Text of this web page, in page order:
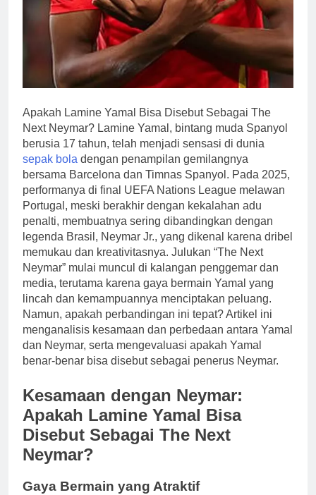
Apakah Lamine Yamal Bisa Disebut Sebagai The
Next Neymar? Lamine Yamal, bintang muda Spanyol
berusia 17 tahun, telah menjadi sensasi di dunia
sepak bola dengan penampilan gemilangnya
bersama Barcelona dan Timnas Spanyol. Pada 2025,
performanya di final UEFA Nations League melawan
Portugal, meski berakhir dengan kekalahan adu
penalti, membuatnya sering dibandingkan dengan
legenda Brasil, Neymar Jr., yang dikenal karena dribel
memukau dan kreativitasnya. Julukan “The Next
Neymar” mulai muncul di kalangan penggemar dan
media, terutama karena gaya bermain Yamal yang
lincah dan kemampuannya menciptakan peluang.
Namun, apakah perbandingan ini tepat? Artikel ini
menganalisis kesamaan dan perbedaan antara Yamal
dan Neymar, serta mengevaluasi apakah Yamal
benar-benar bisa disebut sebagai penerus Neymar.
Kesamaan dengan Neymar:
Apakah Lamine Yamal Bisa
Disebut Sebagai The Next
Neymar?
Gaya Bermain yang Atraktif